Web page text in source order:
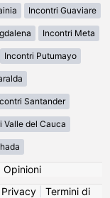
Incontri Guaviare
Incontri Meta
Incontri Putumayo
Santander
Valle del Cauca
Opinioni
Privacy| Termini di